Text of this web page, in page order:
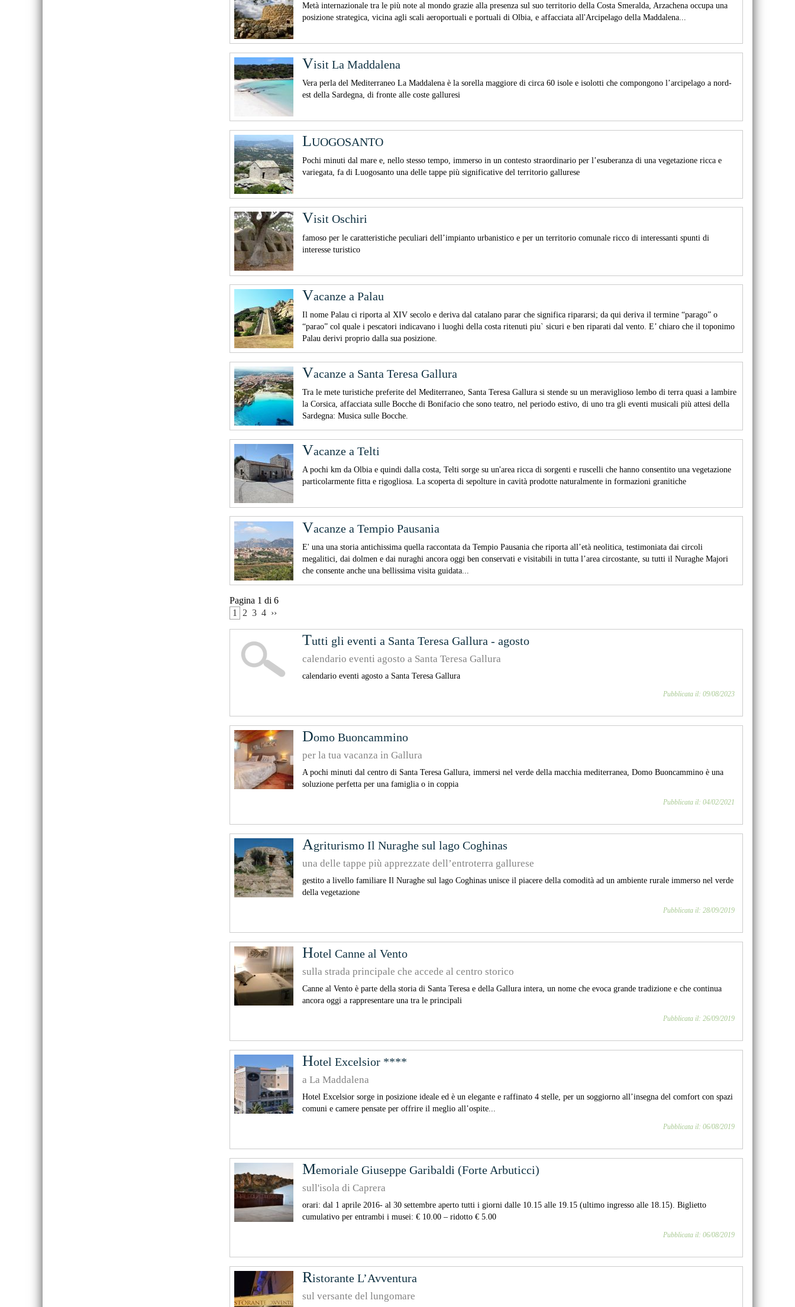
Metà internazionale tra le più note al mondo grazie alla presenza sul suo territorio della Costa Smeralda, Arzachena occupa una
posizione strategica, vicina agli scali aeroportuali e portuali di Olbia, e affacciata all'Arcipelago della Maddalena...
visit La Maddalena
Vera perla del Mediterraneo La Maddalena è la sorella maggiore di circa 60 isole e isolotti che compongono l’arcipelago a nord-
est della Sardegna, di fronte alle coste galluresi
LUOGOSANTO
Pochi minuti dal mare e, nello stesso tempo, immerso in un contesto straordinario per l’esuberanza di una vegetazione ricca e
variegata, fa di Luogosanto una delle tappe più significative del territorio gallurese
visit Oschiri
famoso per le caratteristiche peculiari dell’impianto urbanistico e per un territorio comunale ricco di interessanti spunti di
interesse turistico
Vacanze a Palau
Il nome Palau ci riporta al XIV secolo e deriva dal catalano parar che significa ripararsi; da qui deriva il termine “parago” o
“parao” col quale i pescatori indicavano i luoghi della costa ritenuti piu` sicuri e ben riparati dal vento. E’ chiaro che il toponimo
Palau derivi proprio dalla sua posizione.
Vacanze a Santa Teresa Gallura
Tra le mete turistiche preferite del Mediterraneo, Santa Teresa Gallura si stende su un meraviglioso lembo di terra quasi a lambire
la Corsica, affacciata sulle Bocche di Bonifacio che sono teatro, nel periodo estivo, di uno tra gli eventi musicali più attesi della
Sardegna: Musica sulle Bocche.
Vacanze a Telti
A pochi km da Olbia e quindi dalla costa, Telti sorge su un'area ricca di sorgenti e ruscelli che hanno consentito una vegetazione
particolarmente fitta e rigogliosa. La scoperta di sepolture in cavità prodotte naturalmente in formazioni granitiche
vacanze a Tempio Pausania
E' una una storia antichissima quella raccontata da Tempio Pausania che riporta all’età neolitica, testimoniata dai circoli
megalitici, dai dolmen e dai nuraghi ancora oggi ben conservati e visitabili in tutta l’area circostante, su tutti il Nuraghe Majori
che consente anche una bellissima visita guidata...
Pagina 1 di 6
1
2 3 4 ››
Tutti gli eventi a Santa Teresa Gallura - agosto
calendario eventi agosto a Santa Teresa Gallura
calendario eventi agosto a Santa Teresa Gallura
Pubblicata il: 09/08/2023
Domo Buoncammino
per la tua vacanza in Gallura
A pochi minuti dal centro di Santa Teresa Gallura, immersi nel verde della macchia mediterranea, Domo Buoncammino è una
soluzione perfetta per una famiglia o in coppia
Pubblicata il: 04/02/2021
Agriturismo Il Nuraghe sul lago Coghinas
una delle tappe più apprezzate dell’entroterra gallurese
gestito a livello familiare Il Nuraghe sul lago Coghinas unisce il piacere della comodità ad un ambiente rurale immerso nel verde
della vegetazione
Pubblicata il: 28/09/2019
Hotel Canne al Vento
sulla strada principale che accede al centro storico
Canne al Vento è parte della storia di Santa Teresa e della Gallura intera, un nome che evoca grande tradizione e che continua
ancora oggi a rappresentare una tra le principali
Pubblicata il: 26/09/2019
Hotel Excelsior ****
a La Maddalena
Hotel Excelsior sorge in posizione ideale ed è un elegante e raffinato 4 stelle, per un soggiorno all’insegna del comfort con spazi
comuni e camere pensate per offrire il meglio all’ospite...
Pubblicata il: 06/08/2019
Memoriale Giuseppe Garibaldi (Forte Arbuticci)
sull'isola di Caprera
orari: dal 1 aprile 2016- al 30 settembre aperto tutti i giorni dalle 10.15 alle 19.15 (ultimo ingresso alle 18.15). Biglietto
cumulativo per entrambi i musei: € 10.00 – ridotto € 5.00
Pubblicata il: 06/08/2019
Ristorante L’Avventura
sul versante del lungomare